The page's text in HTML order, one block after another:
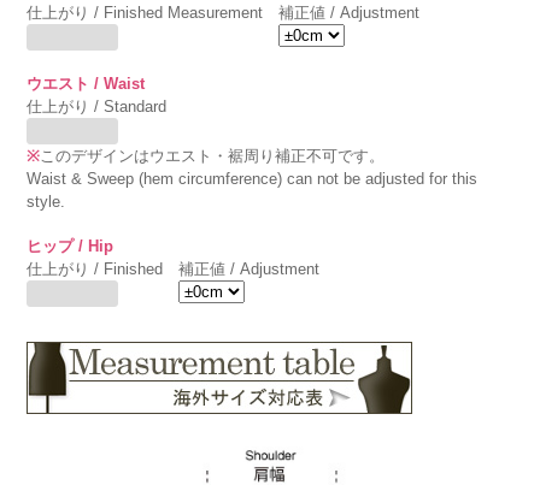
仕上がり / Finished Measurement
補正値 / Adjustment
ウエスト / Waist
仕上がり / Standard
※このデザインはウエスト・裾周り補正不可です。
Waist & Sweep (hem circumference) can not be adjusted for this
style.
ヒップ / Hip
仕上がり / Finished
補正値 / Adjustment